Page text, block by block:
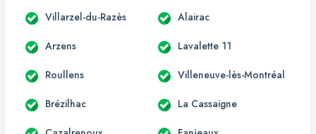
Villarzel-du-Razès Alairac
Arzens Lavalette 11
Roullens Villeneuve-lès-Montréal
Brézilhac La Cassaigne